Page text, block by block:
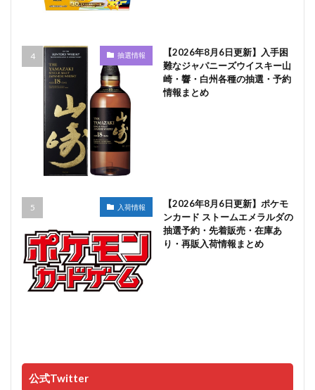
抽選情報
【2026年8月6日更新】入手困
難なジャパニーズウイスキー山
崎・響・白州各種の抽選・予約
情報まとめ
入荷情報
【2026年8月6日更新】ポケモ
ンカード ストームエメラルダの
抽選予約・先着販売・在庫あ
り・再販入荷情報まとめ
公式Twitter